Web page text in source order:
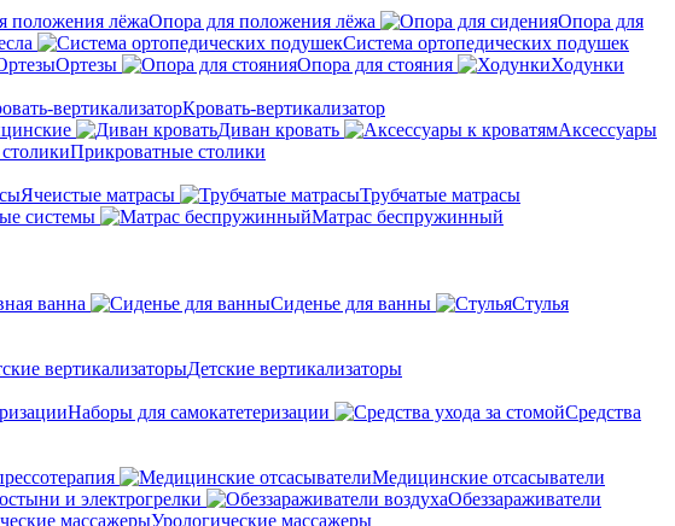
Опора для положения лёжа
Опора для
Система ортопедических подушек
Ортезы Опора для стояния
Ходунки
Кровать-вертикализатор
Диван кровать
Аксессуары
Прикроватные столики
Ячеистые матрасы
Трубчатые матрасы
системы
Матрас беспружинный
ванна Сиденье для ванны
Стулья
Детские вертикализаторы
Наборы для самокатетеризации
Средства
Медицинские отсасыватели
и электрогрелки
Обеззараживатели
Урологические массажеры